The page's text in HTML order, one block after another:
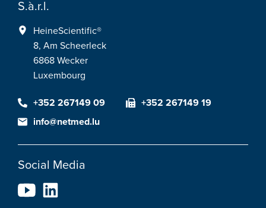
S.à.r.l.
HeineScientific®
8, Am Scheerleck
6868 Wecker
Luxembourg
+352 267149 09
+352 267149 19
info@netmed.lu
Social Media